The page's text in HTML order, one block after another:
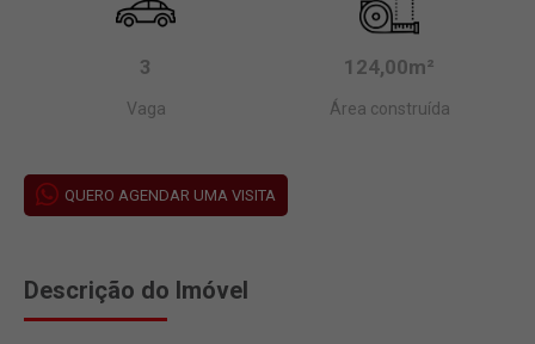
3
Vaga
124,00m²
Área construída
QUERO AGENDAR UMA VISITA
Descrição do Imóvel